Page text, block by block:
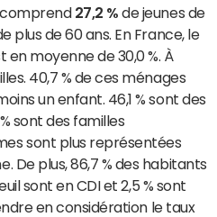
27,2 % de jeunes de
plus de 60 ans. En France, le
en moyenne de 30,0 %. À
40,7 % de ces ménages
un enfant. 46,1 % sont des
sont des familles
sont plus représentées
De plus, 86,7 % des habitants
sont en CDI et 2,5 % sont
en considération le taux